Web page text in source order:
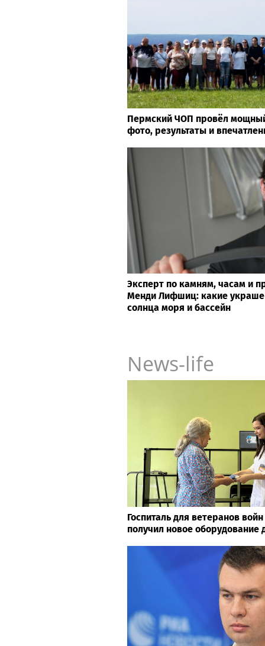
Пермский ЧОП провёл
фото, результаты и
Эксперт по камням, часам и
Менди Лифшиц: какие
солнца моря и бассейн
News-life
Госпиталь для ветеранов
получил новое оборудование